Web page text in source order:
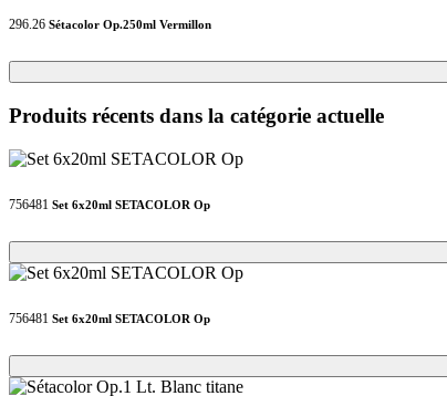
296.26 Sétacolor Op.250ml Vermillon
Loading...
Loading...
Produits récents dans la catégorie actuelle
756481 Set 6x20ml SETACOLOR Op
Loading...
Loading...
756481 Set 6x20ml SETACOLOR Op
Loading...
Loading...